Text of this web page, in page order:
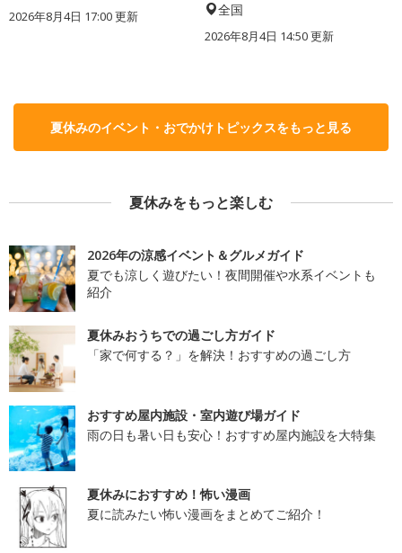
2026年8月4日 17:00更新 全国
2026年8月4日 14:50更新
夏休みのイベント・おでかけトピックスをもっと見る
夏休みをもっと楽しむ
2026年の涼感イベント＆グルメガイド
夏でも涼しく遊びたい！夜間開催や水系イベントも
紹介
夏休みおうちでの過ごし方ガイド
「家で何する？」を解決！おすすめの過ごし方
おすすめ屋内施設・室内遊び場ガイド
雨の日も暑い日も安心！おすすめ屋内施設を大特集
夏休みにおすすめ！怖い漫画
夏に読みたい怖い漫画をまとめてご紹介！